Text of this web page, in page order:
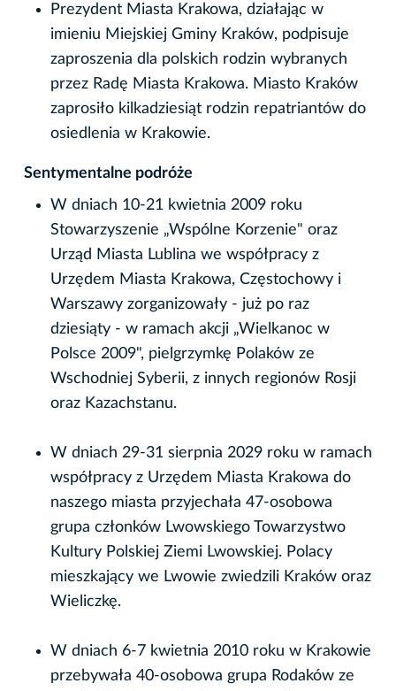
Prezydent Miasta Krakowa, działając w
imieniu Miejskiej Gminy Kraków, podpisuje
zaproszenia dla polskich rodzin wybranych
przez Radę Miasta Krakowa. Miasto Kraków
zaprosiło kilkadziesiąt rodzin repatriantów do
osiedlenia w Krakowie.
Sentymentalne podróże
W dniach 10-21 kwietnia 2009 roku
Stowarzyszenie „Wspólne Korzenie" oraz
Urząd Miasta Lublina we współpracy z
Urzędem Miasta Krakowa, Częstochowy i
Warszawy zorganizowały - już po raz
dziesiąty - w ramach akcji „Wielkanoc w
Polsce 2009", pielgrzymkę Polaków ze
Wschodniej Syberii, z innych regionów Rosji
oraz Kazachstanu.
W dniach 29-31 sierpnia 2029 roku w ramach
współpracy z Urzędem Miasta Krakowa do
naszego miasta przyjechała 47-osobowa
grupa członków Lwowskiego Towarzystwo
Kultury Polskiej Ziemi Lwowskiej. Polacy
mieszkający we Lwowie zwiedzili Kraków oraz
Wieliczkę.
W dniach 6-7 kwietnia 2010 roku w Krakowie
przebywała 40-osobowa grupa Rodaków ze